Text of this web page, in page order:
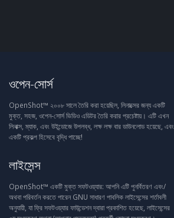
ওপেন-সোর্স
OpenShot™ ২০০৮ সালে তৈরি করা হয়েছিল, লিনাক্সের জন্য একটি
মুক্ত, সহজ, ওপেন-সোর্স ভিডিও এডিটর তৈরি করার প্রচেষ্টায়। এটি এখন
লিনাক্স, ম্যাক, এবং উইন্ডোজে উপলব্ধ, লক্ষ লক্ষ বার ডাউনলোড হয়েছে, এবং
একটি প্রকল্প হিসেবে বৃদ্ধি পাচ্ছে!
লাইসেন্স
OpenShot™ একটি মুক্ত সফটওয়্যার: আপনি এটি পুনর্বিতরণ এবং/
অথবা পরিবর্তন করতে পারেন GNU সাধারণ পাবলিক লাইসেন্সের শর্তাবলী
অনুযায়ী, যা ফ্রি সফটওয়্যার ফাউন্ডেশন দ্বারা প্রকাশিত হয়েছে, লাইসেন্সের